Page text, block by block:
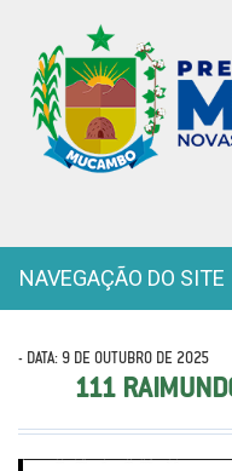
NAVEGAÇÃO DO SITE
- DATA: 9 DE OUTUBRO DE 2025
111